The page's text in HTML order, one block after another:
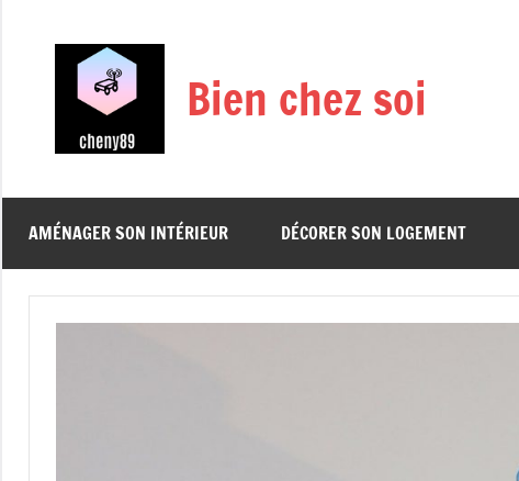
Bien chez soi
AMÉNAGER SON INTÉRIEUR DÉCORER SON LOGEMENT